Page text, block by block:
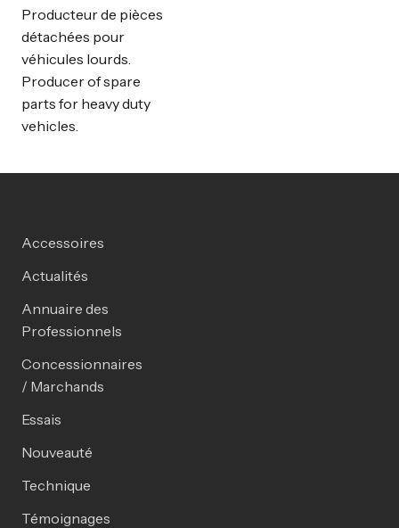
Producteur de pièces
détachées pour
véhicules lourds.
Producer of spare
parts for heavy duty
vehicles.
Accessoires
Actualités
Annuaire des
Professionnels
Concessionnaires
/ Marchands
Essais
Nouveauté
Technique
Témoignages